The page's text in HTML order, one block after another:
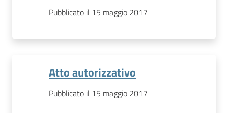
Pubblicato il 15 maggio 2017
Atto autorizzativo
Pubblicato il 15 maggio 2017